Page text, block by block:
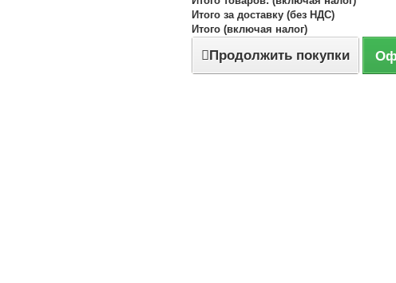
Итого за доставку (без НДС)
Итого (включая налог)
Продолжить покупки